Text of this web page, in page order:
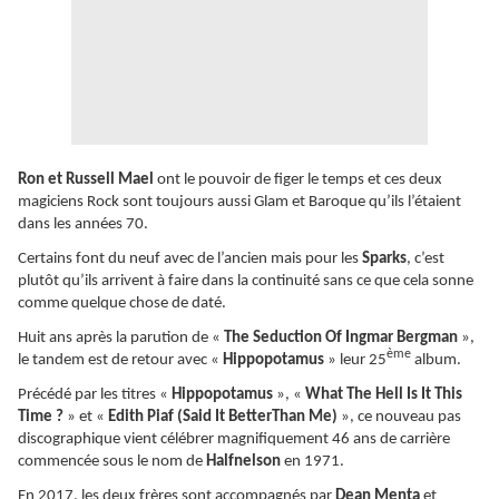
Ron et Russell Mael ont le pouvoir de figer le temps et ces deux
magiciens Rock sont toujours aussi Glam et Baroque qu’ils l’étaient
dans les années 70.
Certains font du neuf avec de l’ancien mais pour les Sparks, c’est
plutôt qu’ils arrivent à faire dans la continuité sans ce que cela sonne
comme quelque chose de daté.
Huit ans après la parution de « The Seduction Of Ingmar Bergman »,
le tandem est de retour avec « Hippopotamus » leur 25ème album.
Précédé par les titres « Hippopotamus », « What The Hell Is It This
Time ? » et « Edith Piaf (Said It BetterThan Me) », ce nouveau pas
discographique vient célébrer magnifiquement 46 ans de carrière
commencée sous le nom de Halfnelson en 1971.